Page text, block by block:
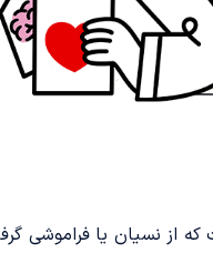
که از نسیان یا فراموشی